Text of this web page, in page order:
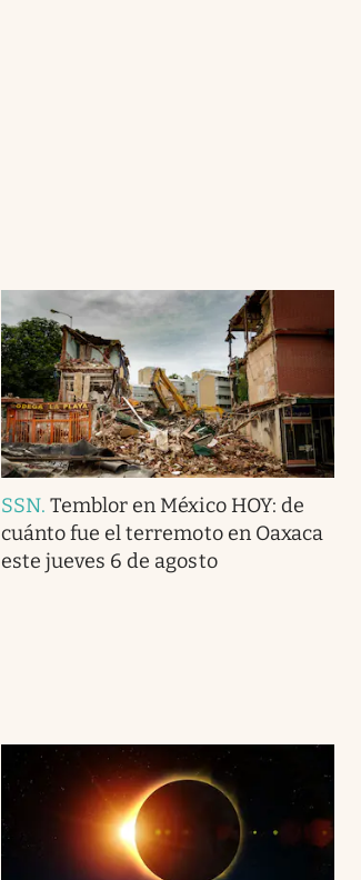
SSN.Temblor en México HOY: de
cuánto fue el terremoto en Oaxaca
este jueves 6 de agosto